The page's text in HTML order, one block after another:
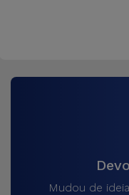
Mudou de